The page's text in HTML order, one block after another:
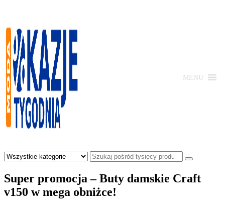
content
Moda
-
Okazje
Tygodnia
MENU
Super promocja – Buty damskie Craft
v150 w mega obniżce!